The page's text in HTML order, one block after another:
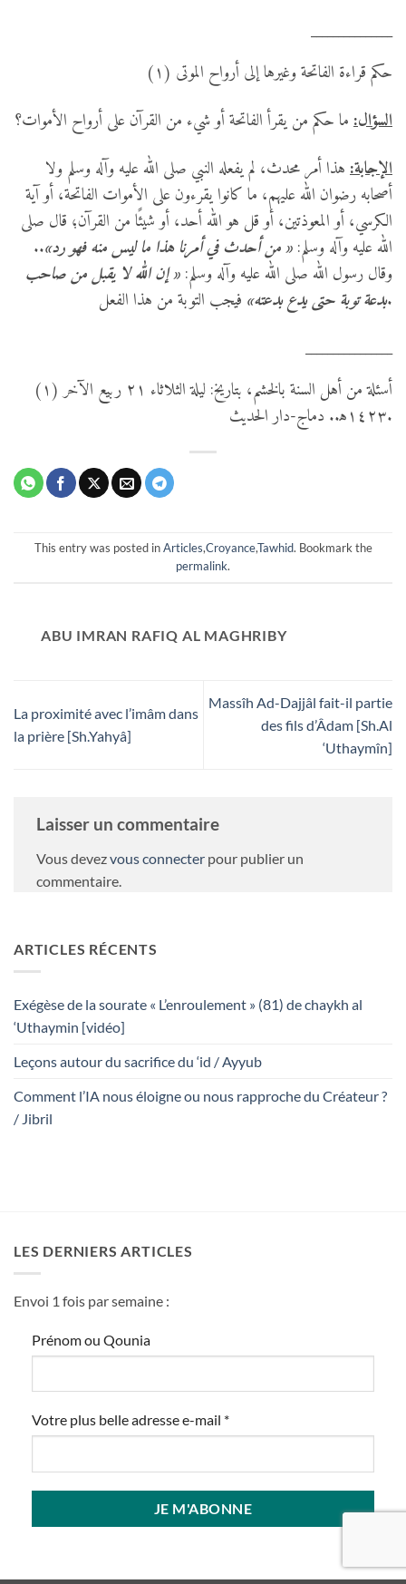
حكم قراءة الفاتحة وغيرها إلى أرواح الموتى (١)
السؤال:ما حكم من يقرأ الفاتحة أو شيء من القرآن على أرواح الأموات؟
الإجابة:هذا أمر محدث، لم يفعله النبي صلى الله عليه وآله وسلم ولا
أصحابه رضوان الله عليهم، ما كانوا يقرءون على الأموات الفاتحة، أو آية
الكرسي، أو المعوذتين، أو قل هو الله أحد، أو شيئًا من القرآن؛ قال صلى
الله عليه وآله وسلم:« من أحدث في أمرنا هذا ما ليس منه فهو رد»..
وقال رسول الله صلى الله عليه وآله وسلم:« إن الله لا يقبل من صاحب
بدعة توبة حتى يدع بدعته»فيجب التوبة من هذا الفعل.
(١) أسئلة من أهل السنة بالخشم، بتاريخ: ليلة الثلاثاء ٢١ ربيع الآخر
١٤٢٣ه‍.. دماج-دار الحديث.
This entry was posted inArticles,Croyance,Tawhid. Bookmark the
permalink.
ABU IMRAN RAFIQ AL MAGHRIBY
La proximité avec l’imâm dans
la prière [Sh.Yahyâ]
Massîh Ad-Dajjâl fait-il partie
des fils d’Âdam [Sh.Al
‘Uthaymîn]
Laisser un commentaire
Vous devezvous connecter pour publier un
commentaire.
ARTICLES RÉCENTS
Exégèse de la sourate « L’enroulement » (81) de chaykh al
‘Uthaymin [vidéo]
Leçons autour du sacrifice du ‘id / Ayyub
Comment l’IA nous éloigne ou nous rapproche du Créateur ?
/ Jibril
LES DERNIERS ARTICLES
Envoi 1 fois par semaine :
Prénom ou Qounia
Votre plus belle adresse e-mail *